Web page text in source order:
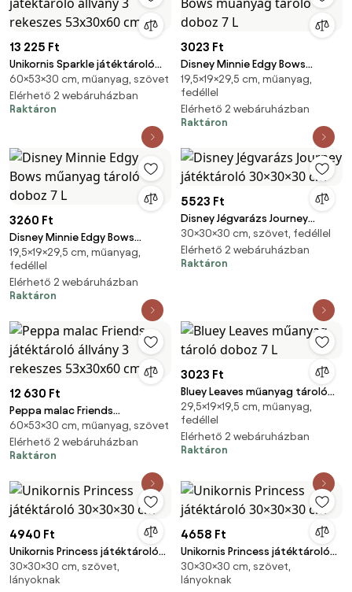
13 225 Ft
Unikornis Sparkle játéktároló
állvány 3 rekeszes 53x30x60 cm
60×53×30 cm, műanyag, szövet
Elérhető 2 webáruházban
Raktáron
3023 Ft
Disney Minnie Edgy Bows
műanyag tároló doboz 7 L
19,5×19×29,5 cm, műanyag,
fedéllel
Elérhető 2 webáruházban
Raktáron
3260 Ft
Disney Minnie Edgy Bows
műanyag tároló doboz 7 L
19,5×19×29,5 cm, műanyag,
fedéllel
Elérhető 2 webáruházban
Raktáron
5523 Ft
Disney Jégvarázs Journey
játéktároló 30×30×30 cm
30×30×30 cm, szövet, fedéllel
Elérhető 2 webáruházban
Raktáron
12 630 Ft
Peppa malac Friends
játéktároló állvány 3 rekeszes
53x30x60 cm
60×53×30 cm, műanyag, szövet
Elérhető 2 webáruházban
Raktáron
3023 Ft
Bluey Leaves műanyag tároló
doboz 7 L
29,5×19×19,5 cm, műanyag,
fedéllel
Elérhető 2 webáruházban
Raktáron
4940 Ft
Unikornis Princess játéktároló
30×30×30 cm
30×30×30 cm, szövet,
lányoknak
4658 Ft
Unikornis Princess játéktároló
30×30×30 cm
30×30×30 cm, szövet,
lányoknak